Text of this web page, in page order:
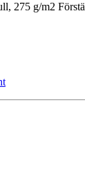
275 g/m2